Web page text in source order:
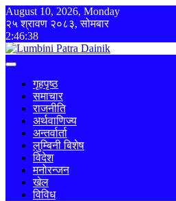
August 10, 2026, Monday
२५ श्रावण २०८३, सोमबार
2:46:38
गृहपृष्ठ
समाचार
राजनीति
अर्थवाणिज्य
अन्तर्वार्ता
लुम्बिनी बिशेष
विदेश
मनोरन्जन
खेल
विविध